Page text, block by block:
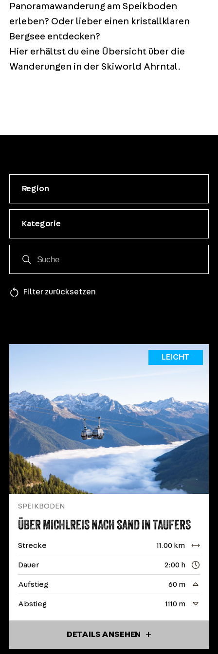
Panoramawanderung am Speikboden
erleben? Oder lieber einen kristallklaren
Bergsee entdecken?
Hier erhältst du eine Übersicht über die
Wanderungen in der Skiworld Ahrntal.
Region
Kategorie
Filter zurücksetzen
LEICHT
SPEIKBODEN
ÜBER MICHLREIS NACH SAND IN TAUFERS
Strecke 11.00 km
Dauer 2:00 h
Aufstieg 60 m
Abstieg 1110 m
DETAILS ANSEHEN